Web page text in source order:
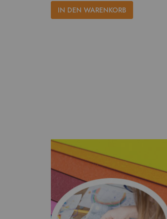
IN DEN WARENKORB